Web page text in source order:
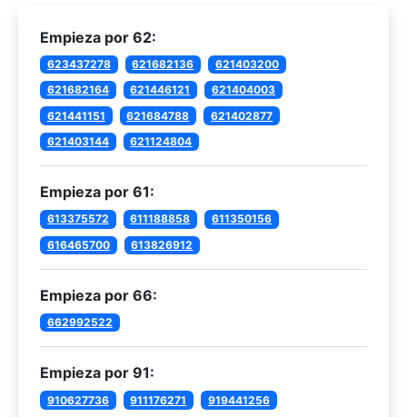
Empieza por 62:
623437278 621682136
621403200
621682164
621446121
621404003
621441151
621684788
621402877
621403144
621124804
Empieza por 61:
613375572 611188858
611350156
616465700
613826912
Empieza por 66:
662992522
Empieza por 91:
910627736 911176271
919441256